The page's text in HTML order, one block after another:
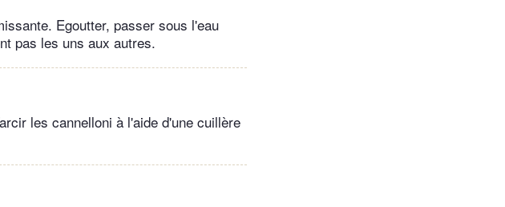
Egoutter, passer sous l'eau
pas les uns aux autres.
les cannelloni à l'aide d'une cuillère